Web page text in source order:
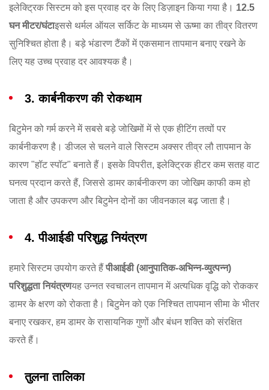
इलेक्ट्रिक सिस्टम को इस प्रवाह दर के लिए डिज़ाइन किया गया है। 12.5
घन मीटर/घंटाइससे थर्मल ऑयल सर्किट के माध्यम से ऊष्मा का तीव्र वितरण
सुनिश्चित होता है। बड़े भंडारण टैंकों में एकसमान तापमान बनाए रखने के
लिए यह उच्च प्रवाह दर आवश्यक है।
3. कार्बनीकरण की रोकथाम
बिटुमेन को गर्म करने में सबसे बड़े जोखिमों में से एक हीटिंग तत्वों पर
कार्बनीकरण है। डीजल से चलने वाले सिस्टम अक्सर तीव्र लौ तापमान के
कारण "हॉट स्पॉट" बनाते हैं। इसके विपरीत, इलेक्ट्रिक हीटर कम सतह वाट
घनत्व प्रदान करते हैं, जिससे डामर कार्बनीकरण का जोखिम काफी कम हो
जाता है और उपकरण और बिटुमेन दोनों का जीवनकाल बढ़ जाता है।
4. पीआईडी परिशुद्ध नियंत्रण
हमारे सिस्टम उपयोग करते हैंपीआईडी (आनुपातिक-अभिन्न-व्युत्पन्न)
परिशुद्धता नियंत्रणयह उन्नत स्वचालन तापमान में अत्यधिक वृद्धि को रोककर
डामर के क्षरण को रोकता है। बिटुमेन को एक निश्चित तापमान सीमा के भीतर
बनाए रखकर, हम डामर के रासायनिक गुणों और बंधन शक्ति को संरक्षित
करते हैं।
तुलना तालिका